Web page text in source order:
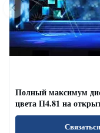
Полный максимум
цвета П4.81 на
наблюдения